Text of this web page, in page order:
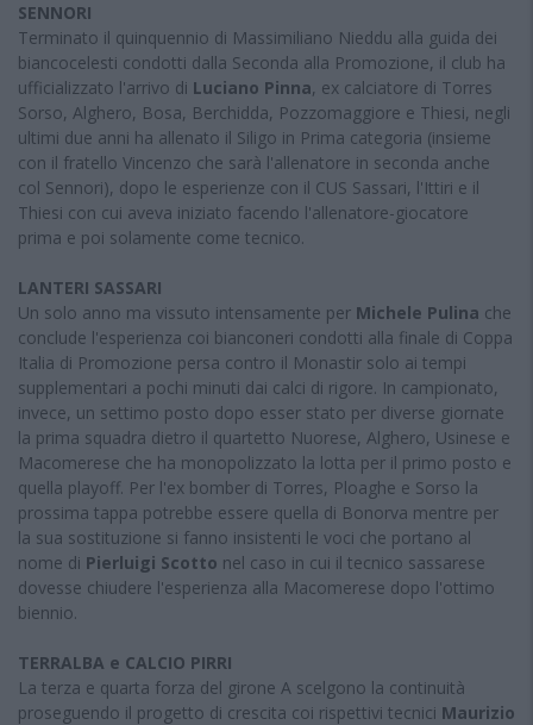
SENNORI
Terminato il quinquennio di Massimiliano Nieddu alla guida dei
biancocelesti condotti dalla Seconda alla Promozione, il club ha
ufficializzato l'arrivo di Luciano Pinna, ex calciatore di Torres
Sorso, Alghero, Bosa, Berchidda, Pozzomaggiore e Thiesi, negli
ultimi due anni ha allenato il Siligo in Prima categoria (insieme
con il fratello Vincenzo che sarà l'allenatore in seconda anche
col Sennori), dopo le esperienze con il CUS Sassari, l'Ittiri e il
Thiesi con cui aveva iniziato facendo l'allenatore-giocatore
prima e poi solamente come tecnico.
LANTERI SASSARI
Un solo anno ma vissuto intensamente per Michele Pulina che
conclude l'esperienza coi bianconeri condotti alla finale di Coppa
Italia di Promozione persa contro il Monastir solo ai tempi
supplementari a pochi minuti dai calci di rigore. In campionato,
invece, un settimo posto dopo esser stato per diverse giornate
la prima squadra dietro il quartetto Nuorese, Alghero, Usinese e
Macomerese che ha monopolizzato la lotta per il primo posto e
quella playoff. Per l'ex bomber di Torres, Ploaghe e Sorso la
prossima tappa potrebbe essere quella di Bonorva mentre per
la sua sostituzione si fanno insistenti le voci che portano al
nome di Pierluigi Scotto nel caso in cui il tecnico sassarese
dovesse chiudere l'esperienza alla Macomerese dopo l'ottimo
biennio.
TERRALBA e CALCIO PIRRI
La terza e quarta forza del girone A scelgono la continuità
proseguendo il progetto di crescita coi rispettivi tecnici Maurizio